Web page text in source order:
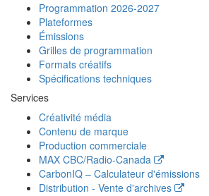
Programmation 2026-2027
Plateformes
Émissions
Grilles de programmation
Formats créatifs
Spécifications techniques
Services
Créativité média
Contenu de marque
Production commerciale
MAX CBC/Radio-Canada
CarbonIQ – Calculateur d'émissions
Distribution - Vente d'archives